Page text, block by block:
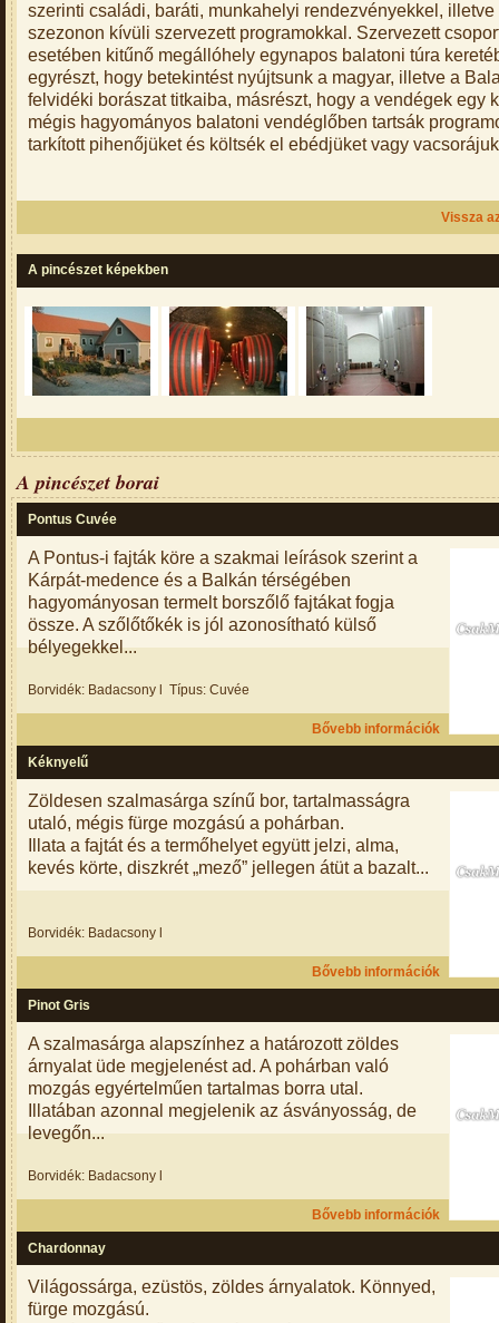
szerinti családi, baráti, munkahelyi rendezvényekkel, illetve
szezonon kívüli szervezett programokkal. Szervezett
esetében kitűnő megállóhely egynapos balatoni túra
egyrészt, hogy betekintést nyújtsunk a magyar, illetve a
felvidéki borászat titkaiba, másrészt, hogy a vendégek egy
mégis hagyományos balatoni vendéglőben tartsák
tarkított pihenőjüket és költsék el ebédjüket vagy
Vissza
A pincészet képekben
A pincészet borai
Pontus Cuvée
A Pontus-i fajták köre a szakmai leírások szerint a
Kárpát-medence és a Balkán térségében
hagyományosan termelt borszőlő fajtákat fogja
össze. A szőlőtőkék is jól azonosítható külső
bélyegekkel...
Borvidék: Badacsony l Típus: Cuvée
Bővebb információk
Kéknyelű
Zöldesen szalmasárga színű bor, tartalmasságra
utaló, mégis fürge mozgású a pohárban.
Illata a fajtát és a termőhelyet együtt jelzi, alma,
kevés körte, diszkrét „mező” jellegen átüt a bazalt...
Borvidék: Badacsony l
Bővebb információk
Pinot Gris
A szalmasárga alapszínhez a határozott zöldes
árnyalat üde megjelenést ad. A pohárban való
mozgás egyértelműen tartalmas borra utal.
Illatában azonnal megjelenik az ásványosság, de
levegőn...
Borvidék: Badacsony l
Bővebb információk
Chardonnay
Világossárga, ezüstös, zöldes árnyalatok. Könnyed,
fürge mozgású.